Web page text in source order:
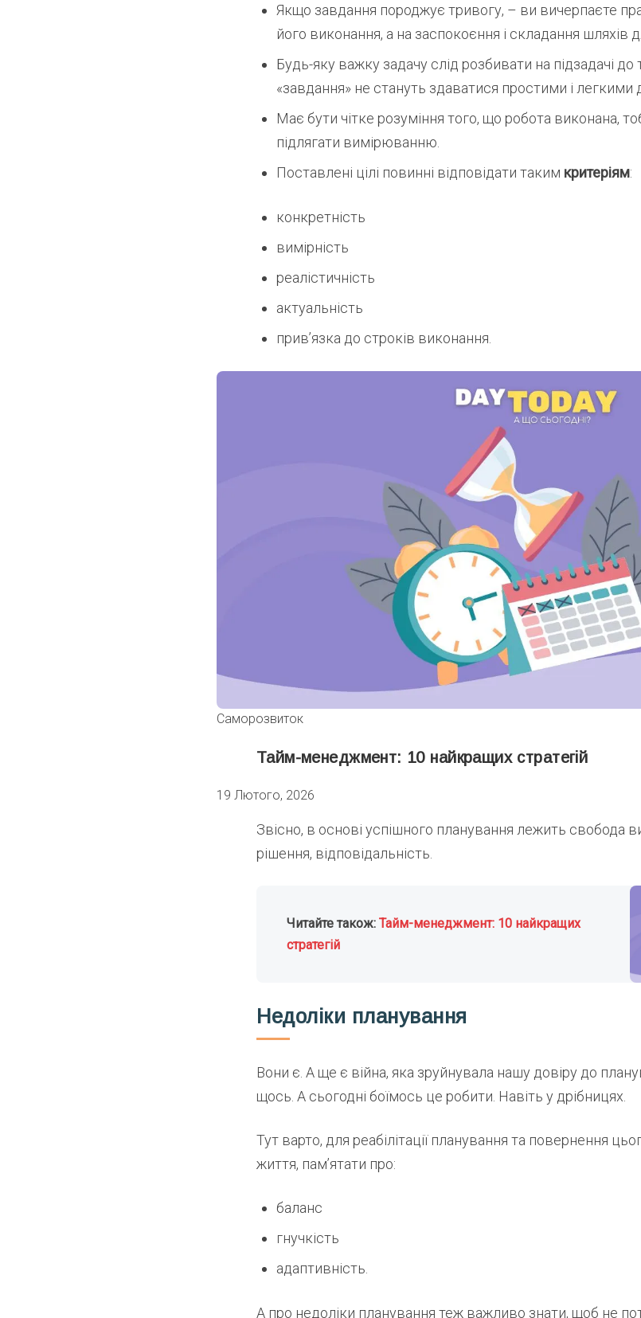
Якщо завдання породжує тривогу, – ви вичерпаєте
його виконання, а на заспокоєння і складання шляхів
Будь-яку важку задачу слід розбивати на підзадачі до
«завдання» не стануть здаватися простими і легкими
Має бути чітке розуміння того, що робота виконана,
підлягати вимірюванню.
Поставлені цілі повинні відповідати таким критеріям:
конкретність
вимірність
реалістичність
актуальність
прив’язка до строків виконання.
Саморозвиток
Тайм-менеджмент: 10 найкращих стратегій
19 Лютого, 2026
Звісно, в основі успішного планування лежить свобода
рішення, відповідальність.
Читайте також: Тайм-менеджмент: 10 найкращих
стратегій
Недоліки планування
Вони є. А ще є війна, яка зруйнувала нашу довіру до
щось. А сьогодні боїмось це робити. Навіть у дрібницях.
Тут варто, для реабілітації планування та повернення
життя, пам’ятати про:
баланс
гнучкість
адаптивність.
А про недоліки планування теж важливо знати, щоб не